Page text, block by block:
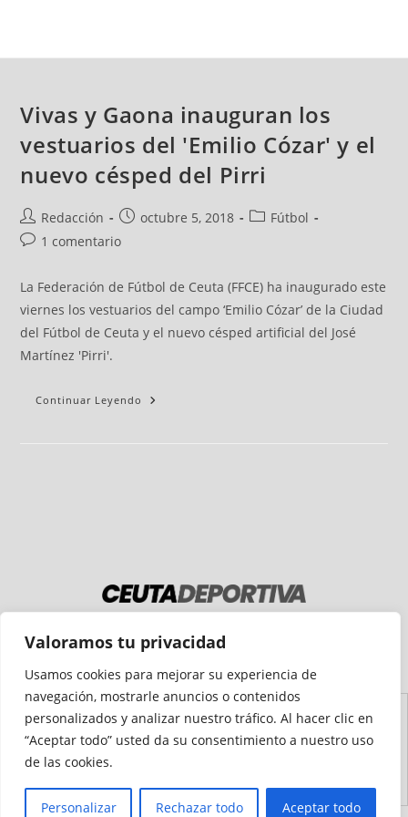
Valoramos tu privacidad
Usamos cookies para mejorar su experiencia de
navegación, mostrarle anuncios o contenidos
personalizados y analizar nuestro tráfico. Al hacer clic en
“Aceptar todo” usted da su consentimiento a nuestro uso
de las cookies.
Personalizar Rechazar todo Aceptar todo
Vivas y Gaona inauguran los
vestuarios del 'Emilio Cózar' y el
nuevo césped del Pirri
Redacción octubre 5, 2018
Fútbol
1 comentario
La Federación de Fútbol de Ceuta (FFCE) ha inaugurado este
viernes los vestuarios del campo ‘Emilio Cózar’ de la Ciudad
del Fútbol de Ceuta y el nuevo césped artificial del José
Martínez 'Pirri'.
Continuar Leyendo
Aviso
Legal
Declaración de
Accesibilidad
Mapa del
Sitio
Política de
Cookies
Política de
Privacidad